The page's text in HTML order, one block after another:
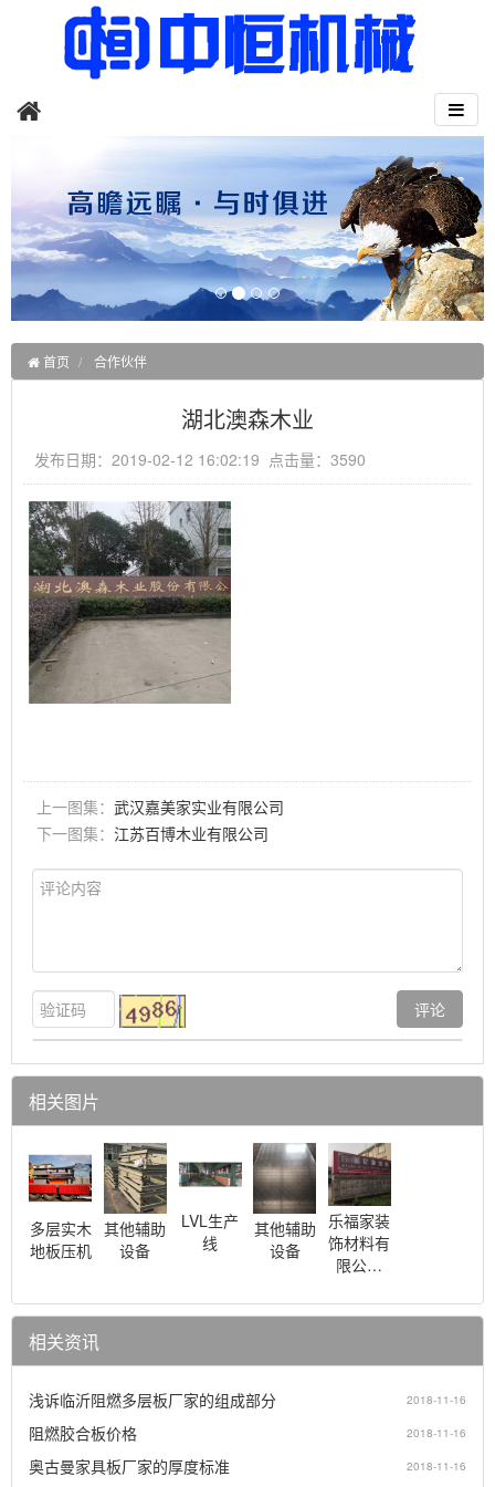
首页 合作伙伴
湖北澳森木业
发布日期：2019-02-12 16:02:19 点击量：3590
上一图集： 武汉嘉美家实业有限公司
下一图集： 江苏百博木业有限公司
相关图片
多层实木
地板压机
其他辅助
设备
LVL生产
线
其他辅助
设备
乐福家装
饰材料有
限公…
相关资讯
浅诉临沂阻燃多层板厂家的组成部分 2018-11-16
阻燃胶合板价格 2018-11-16
奥古曼家具板厂家的厚度标准 2018-11-16